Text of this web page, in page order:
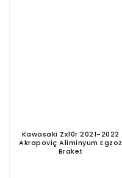
Kawasaki Zx10r 2021-2022
Akrapoviç Aliminyum Egzoz
Braket